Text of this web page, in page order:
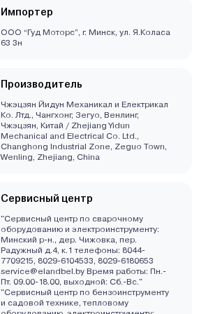
Импортер
ООО “Гуд Моторс”, г. Минск, ул. Я.Коласа
63 3н
Производитель
Чжэцзян Йидун Механикал и Електрикал
Ко. Лтд., Чангхонг, Зегуо, Венлинг,
Чжэцзян, Китай / Zhejiang Yidun
Mechanical and Electrical Co. Ltd.,
Changhong Industrial Zone, Zeguo Town,
Wenling, Zhejiang, China
Сервисный центр
"Сервисный центр по сварочному
оборудованию и электроинструменту:
Минский р-н., дер. Чижовка, пер.
Радужный д.4, к.1 телефоны: 8044-
7709215, 8029-6104533, 8029-6180653
service@elandbel.by Время работы: Пн.-
Пт. 09.00-18.00, выходной: Сб.-Вс."
"Сервисный центр по бензоинструменту
и садовой технике, тепловому